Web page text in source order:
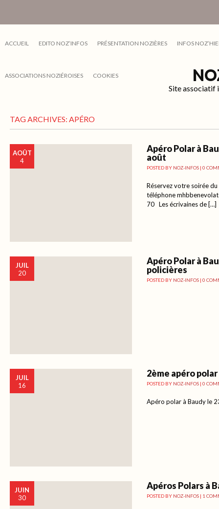
ACCUEIL EDITO NOZ’INFOS PRÉSENTATION NOZIÈRES INFOS
ASSOCIATIONS NOZIÉROISES COOKIES
Site associatif
TAG ARCHIVES: APÉRO
AOÛT
4
Apéro Polar à
août
POSTED BY NOZ-INFOS | 0
Réservez votre soirée
téléphone
70 Les écrivaines de […]
JUIL
20
Apéro Polar à
policières
POSTED BY NOZ-INFOS | 0
JUIL
16
2ème apéro
POSTED BY NOZ-INFOS | 0
Apéro polar à Baudy le
JUIN
30
Apéros Polars à
POSTED BY NOZ-INFOS | 1